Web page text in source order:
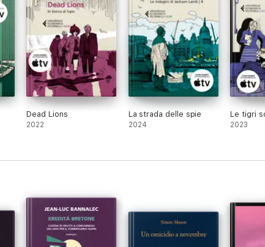
Dead Lions
2022
La strada delle spie
2024
Le tigri
2023